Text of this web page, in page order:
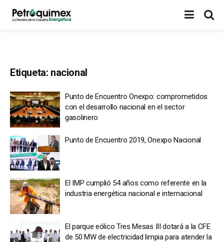
Etiqueta: nacional
Punto de Encuentro Onexpo: comprometidos
con el desarrollo nacional en el sector
gasolinero
Punto de Encuentro 2019, Onexpo Nacional
El IMP cumplió 54 años como referente en la
industria energética nacional e internacional
El parque eólico Tres Mesas III dotará a la CFE
de 50 MW de electricidad limpia para atender la